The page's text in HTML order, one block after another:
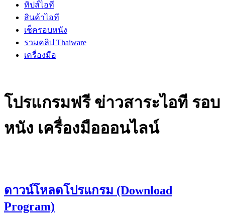
ทิปส์ไอที
สินค้าไอที
เช็ครอบหนัง
รวมคลิป Thaiware
เครื่องมือ
โปรแกรมฟรี ข่าวสาระไอที รอบ
หนัง เครื่องมือออนไลน์
ดาวน์โหลดโปรแกรม (Download
Program)